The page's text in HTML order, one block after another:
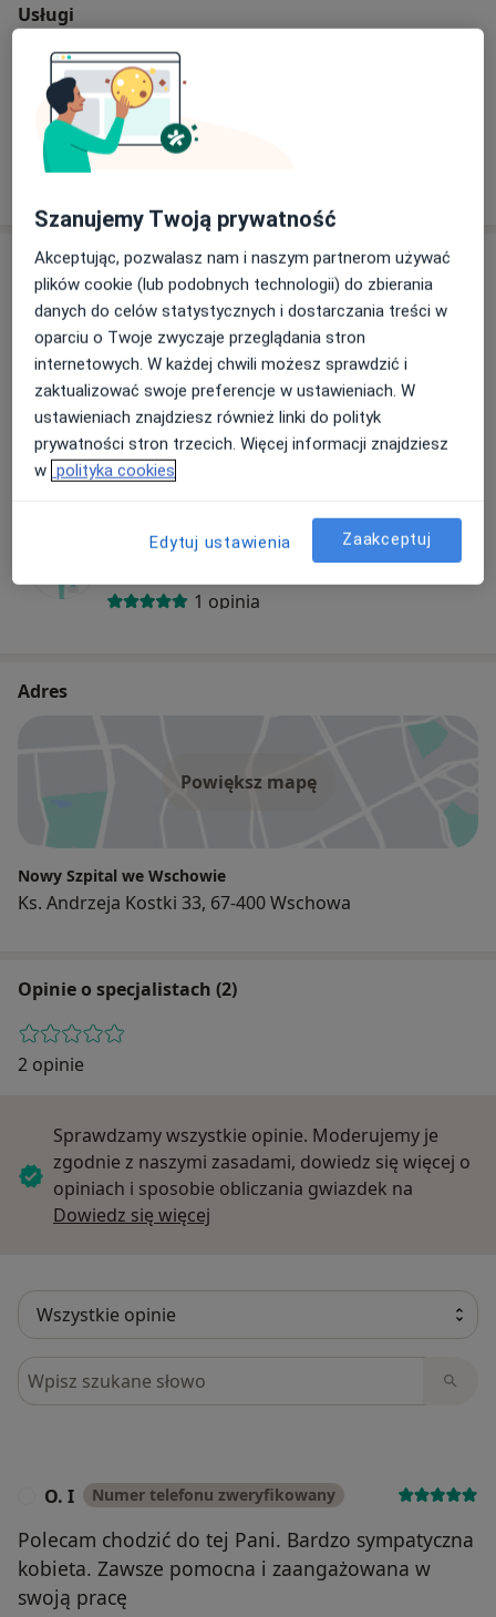
Usługi
Konsultacja psychiatryczna
Specjaliści
Chirurg
Ryszard Płomiński
Chirurg
Abdul Zeid
1 opinia
Adres
Powiększ mapę
Nowy Szpital we Wschowie
Ks. Andrzeja Kostki 33, 67-400 Wschowa
Opinie o specjalistach (2)
2 opinie
Sprawdzamy wszystkie opinie. Moderujemy je
zgodnie z naszymi zasadami, dowiedz się więcej o
opiniach i sposobie obliczania gwiazdek na
Dowiedz się więcej
Szukaj w opiniach
O. I Numer telefonu zweryfikowany
Polecam chodzić do tej Pani. Bardzo sympatyczna
kobieta. Zawsze pomocna i zaangażowana w
swoją pracę
Szanujemy Twoją prywatność
Akceptując, pozwalasz nam i naszym partnerom używać
plików cookie (lub podobnych technologii) do zbierania
danych do celów statystycznych i dostarczania treści w
oparciu o Twoje zwyczaje przeglądania stron
internetowych. W każdej chwili możesz sprawdzić i
zaktualizować swoje preferencje w ustawieniach. W
ustawieniach znajdziesz również linki do polityk
prywatności stron trzecich. Więcej informacji znajdziesz
w polityka cookies
Edytuj ustawienia Zaakceptuj